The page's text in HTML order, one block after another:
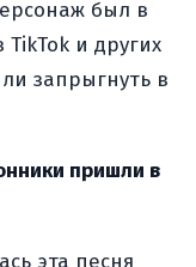
был в
и других
запрыгнуть в
пришли в
эта песня